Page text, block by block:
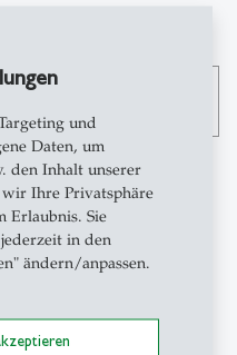
und
Daten, um
den Inhalt unserer
wir Ihre Privatsphäre
Erlaubnis. Sie
in den
ändern/anpassen.